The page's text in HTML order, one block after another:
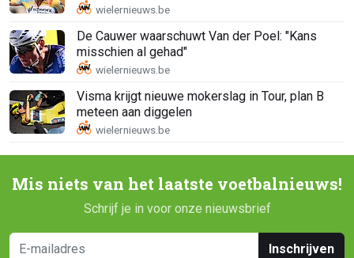
De Cauwer waarschuwt Van der Poel: "Kans
misschien al gehad"
Visma krijgt nieuwe mokerslag in Tour, plan B
meteen aan diggelen
Mis niets van het laatste voetbalnieuws!
Schrijf je in voor onze nieuwsbrief
Inschrijven